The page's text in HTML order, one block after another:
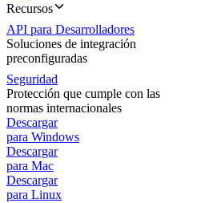
Recursos
API para Desarrolladores
Soluciones de integración
preconfiguradas
Seguridad
Protección que cumple con las
normas internacionales
Descargar
para Windows
Descargar
para Mac
Descargar
para Linux